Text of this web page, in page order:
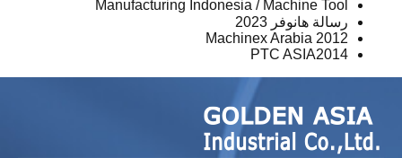
Manufacturing Indonesia / Machine Tool
رسالة هانوفر 2023
Machinex Arabia 2012
PTC ASIA2014